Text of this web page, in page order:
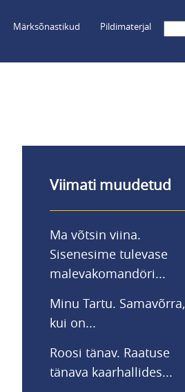
Märksõnastikud Pildimaterjal
Viimati muudetud
Ma võtsin viina.
Sisenesime tulevase
malevakomandöri...
Minu Tartu. Samavõrra,
kui on...
Roosi tänav. Raatuse
tänava kaarhallides...